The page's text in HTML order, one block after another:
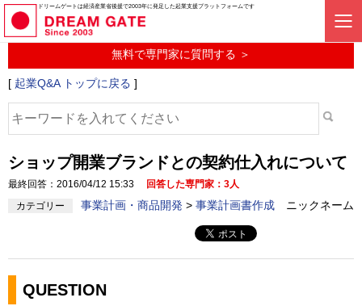
ドリームゲートは経済産業省後援で2003年に発足した起業支援プラットフォームです
起業に関するみんなの質問投稿サービス
起業Q&A
無料で専門家に質問する ＞
[ 起業Q&A トップに戻る ]
ショップ開業ブランドとの契約仕入れについて
最終回答：2016/04/12 15:33
回答した専門家：3人
カテゴリー
事業計画・商品開発 > 事業計画書作成 ニックネーム
QUESTION